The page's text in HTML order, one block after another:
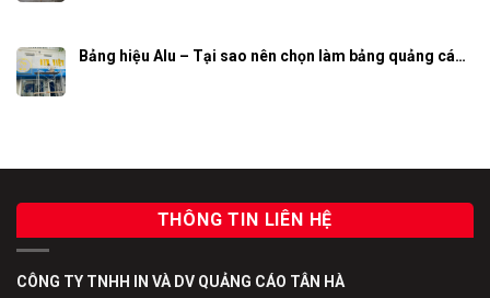
Bảng hiệu Alu – Tại sao nên chọn làm bảng quảng cá…
THÔNG TIN LIÊN HỆ
CÔNG TY TNHH IN VÀ DV QUẢNG CÁO TÂN HÀ